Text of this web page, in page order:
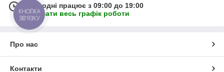
Сьогодні працює з 09:00 до 19:00
Показати весь графік роботи
Про нас
Контакти
КНОПКА
ЗВ'ЯЗКУ